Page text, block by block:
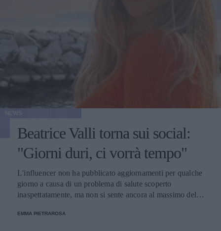
Beatrice Valli torna sui social:
"Giorni duri, ci vorrà tempo"
L'influencer non ha pubblicato aggiornamenti per qualche
giorno a causa di un problema di salute scoperto
inaspettatamente, ma non si sente ancora al massimo della
EMMA PIETRAROSA